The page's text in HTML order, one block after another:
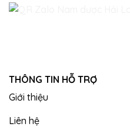
THÔNG TIN HỖ TRỢ
Giới thiệu
Liên hệ